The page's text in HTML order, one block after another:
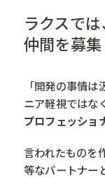
ラクスで
仲間を募
「開発の事情
ニア軽視ではな
プロフェッショ
言われたものを
等なパートナー